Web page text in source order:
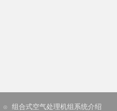
⊙ 组合式空气处理机组系统介绍